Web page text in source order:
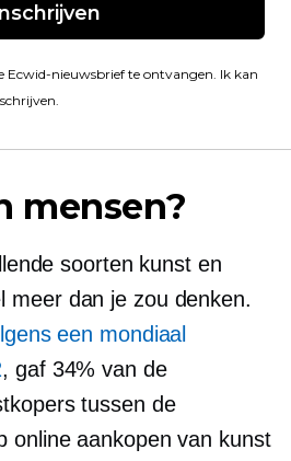
Ecwid-nieuwsbrief te ontvangen. Ik kan
mensen?
soorten kunst en
meer dan je zou denken.
een mondiaal
, gaf 34% van de
tussen de
online aankopen van kunst